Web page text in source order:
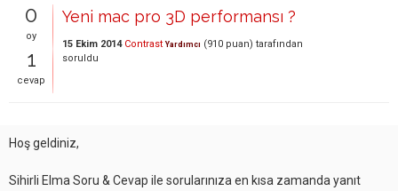
0
oy
1
cevap
Yeni mac pro 3D performansı ?
15 Ekim 2014 Contrast Yardımcı (910 puan) tarafından
soruldu
Hoş geldiniz,
Sihirli Elma Soru & Cevap ile sorularınıza en kısa zamanda yanıt